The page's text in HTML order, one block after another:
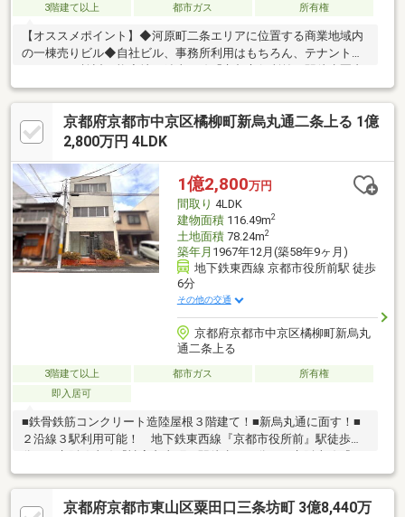
3階建て以上 都市ガス 所有権
【オススメポイント】◆河原町二条エリアに位置する商業地域内
の一棟売りビル◆自社ビル、事務所利用はもちろん、テナントビ
ルとしても検討可能◆地下鉄東西線「京都市役所前」駅徒歩圏内
で交通利便性良好◆周辺はオフィス・店舗・飲食店が立ち並ぶ活
気ある立地◆延床面積約116㎡、各階独立性のある使いやすい構
成◆前面道路幅員約5.5mで視認性・来客動線も確保◆商業地域に
つき、将来的な建替えや用途変更の自由度も高め◆事業拠点・収
京都府京都市中京区橘柳町新烏丸通二条上る 1億
2,800万円 4LDK
1億2,800万円
間取り 4LDK
建物面積116.49m2
土地面積78.24m2
築年月 1967年12月(築58年9ヶ月)
地下鉄東西線 京都市役所前駅 徒歩
6分
その他の交通
京都府京都市中京区橘柳町新烏丸
通二条上る
3階建て以上 都市ガス
所有権
即入居可
■鉄骨鉄筋コンクリート造陸屋根３階建て！■新烏丸通に面す！■
２沿線３駅利用可能！ 地下鉄東西線『京都市役所前』駅徒歩６
条』駅徒歩１２分！●〇周辺施設等〇●・市立御所東小学校：約５
７０ｍ ・市立京都御池中学校：約６８０ｍ・スーパーフレスコ
河原町丸太町店：約６６０ｍ ・ゼスト御池：約４６０ｍ・セブ
京都府京都市東山区粟田口三条坊町 3億8,440万